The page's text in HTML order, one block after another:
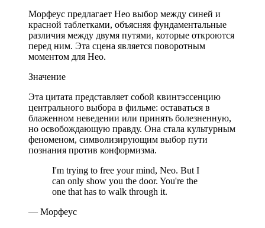
Морфеус предлагает Нео выбор между синей и
красной таблетками, объясняя фундаментальные
различия между двумя путями, которые откроются
перед ним. Эта сцена является поворотным
моментом для Нео.
Значение
Эта цитата представляет собой квинтэссенцию
центрального выбора в фильме: оставаться в
блаженном неведении или принять болезненную,
но освобождающую правду. Она стала культурным
феноменом, символизирующим выбор пути
познания против конформизма.
I'm trying to free your mind, Neo. But I
can only show you the door. You're the
one that has to walk through it.
— Морфеус